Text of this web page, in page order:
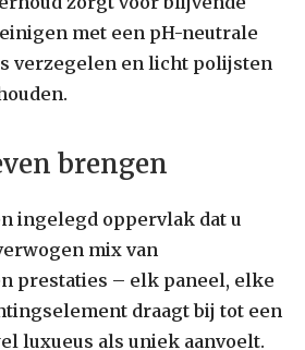
met een pH-neutrale
verzegelen en licht polijsten
brengen
ingelegd oppervlak dat u
mix van
prestaties – elk paneel, elke
draagt bij tot een
luxueus als uniek aanvoelt.